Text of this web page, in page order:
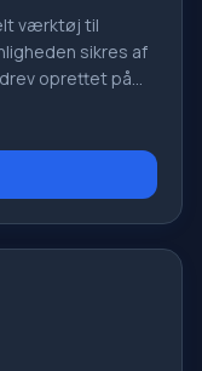
værktøj til
sikres af
oprettet på